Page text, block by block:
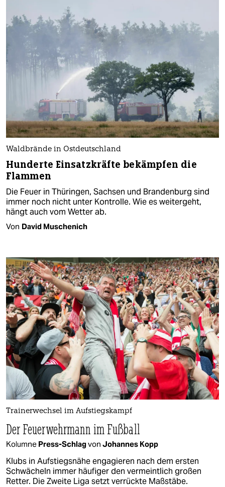
Waldbrände in Ostdeutschland
Hunderte Einsatzkräfte bekämpfen die
Flammen
Die Feuer in Thüringen, Sachsen und Brandenburg sind
immer noch nicht unter Kontrolle. Wie es weitergeht,
hängt auch vom Wetter ab.
Von David Muschenich
Trainerwechsel im Aufstiegskampf
Der Feuerwehrmann im Fußball
Kolumne Press-Schlagvon Johannes Kopp
Klubs in Aufstiegsnähe engagieren nach dem ersten
Schwächeln immer häufiger den vermeintlich großen
Retter. Die Zweite Liga setzt verrückte Maßstäbe.